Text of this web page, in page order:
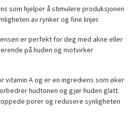
som hjelper å stimulere produksjonen
av rynker og fine linjer.
er perfekt for deg med akne eller
på huden og motvirker
vitamin A og er en ingrediens som øker
hudtonen og gjør huden glatt.
porer og redusere synligheten